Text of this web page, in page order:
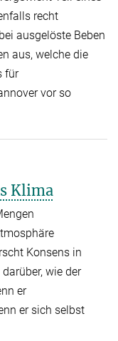
recht
ausgelöste Beben
aus, welche die
für
vor so
Klima
Konsens in
wie der
er
er sich selbst